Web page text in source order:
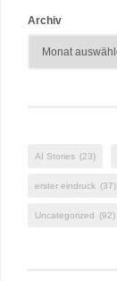
Archiv
AI Stories (23)
erster eindruck (37)
Uncategorized (92)